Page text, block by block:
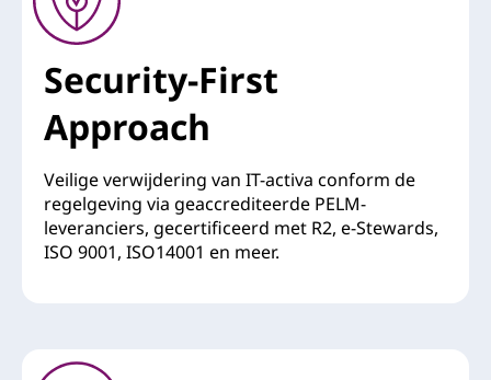
Security-First
Approach
Veilige verwijdering van IT-activa conform de
regelgeving via geaccrediteerde PELM-
leveranciers, gecertificeerd met R2, e-Stewards,
ISO 9001, ISO14001 en meer.